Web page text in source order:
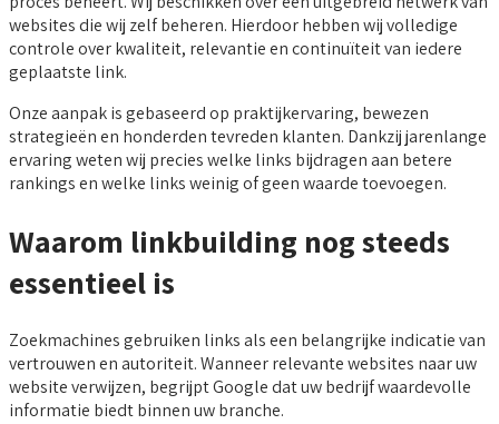
websites die wij zelf beheren. Hierdoor hebben wij volledige
controle over kwaliteit, relevantie en continuïteit van iedere
geplaatste link.
Onze aanpak is gebaseerd op praktijkervaring, bewezen
strategieën en honderden tevreden klanten. Dankzij jarenlange
ervaring weten wij precies welke links bijdragen aan betere
rankings en welke links weinig of geen waarde toevoegen.
Waarom linkbuilding nog steeds
essentieel is
Zoekmachines gebruiken links als een belangrijke indicatie van
vertrouwen en autoriteit. Wanneer relevante websites naar uw
website verwijzen, begrijpt Google dat uw bedrijf waardevolle
informatie biedt binnen uw branche.